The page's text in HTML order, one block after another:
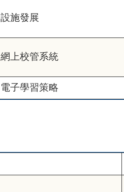
設施發展
網上校管系統
電子學習策略